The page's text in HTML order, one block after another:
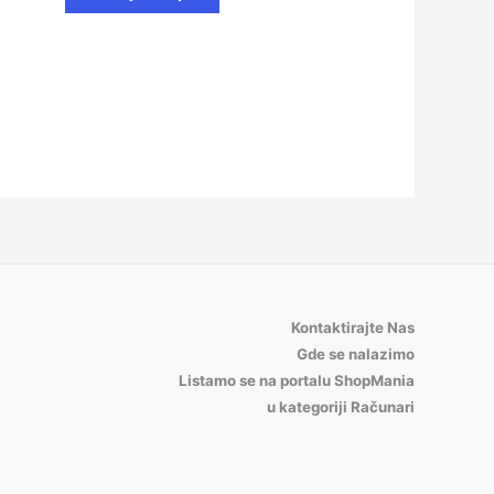
Kontaktirajte Nas
Gde se nalazimo
Listamo se na portalu ShopMania
u kategoriji Računari